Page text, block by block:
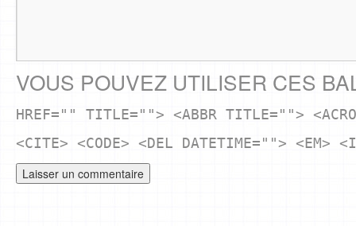
VOUS POUVEZ UTILISER CES
HREF="" TITLE=""> <ABBR TITLE="">
<CITE> <CODE> <DEL DATETIME=""> <EM>